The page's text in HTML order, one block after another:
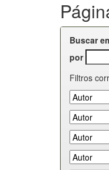
Buscar
por
Filtros